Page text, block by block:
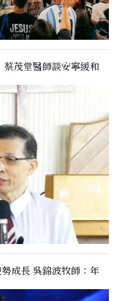
蔡茂堂醫師談安寧緩和
成長 吳錦波牧師：年